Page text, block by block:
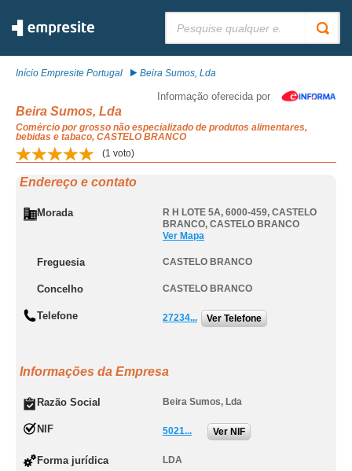
Início Empresite Portugal Beira Sumos, Lda
Informação oferecida por
Beira Sumos, Lda
Comércio por grosso não especializado de produtos alimentares,
bebidas e tabaco, CASTELO BRANCO
(1 voto)
Endereço e contato
Morada R H LOTE 5A, 6000-459, CASTELO
BRANCO, CASTELO BRANCO
Ver Mapa
Freguesia CASTELO BRANCO
Concelho CASTELO BRANCO
Telefone 27234... Ver Telefone
Informações da Empresa
Razão Social Beira Sumos, Lda
NIF 5021... Ver NIF
Forma jurídica LDA